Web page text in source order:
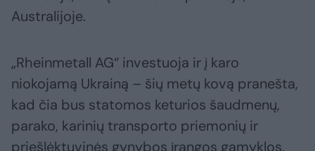
Australijoje.
„Rheinmetall AG“ investuoja ir į karo
niokojamą Ukrainą – šių metų kovą pranešta,
kad čia bus statomos keturios šaudmenų,
parako, karinių transporto priemonių ir
priešlėktuvinės gynybos įrangos gamyklos.